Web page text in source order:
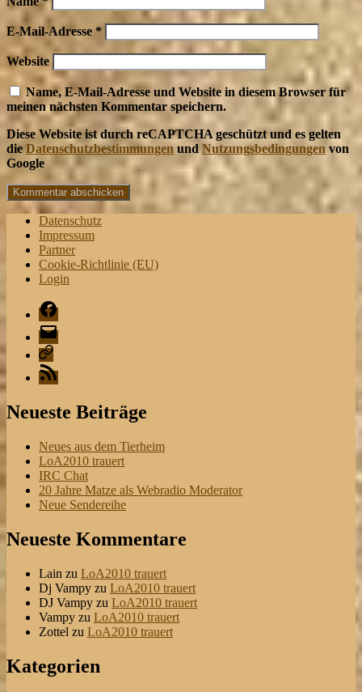
E-Mail-Adresse *
Website
Name, E-Mail-Adresse und Website in diesem Browser für
meinen nächsten Kommentar speichern.
Diese Website ist durch reCAPTCHA geschützt und es gelten
die Datenschutzbestimmungen undNutzungsbedingungenvon
Google
Datenschutz
Impressum
Partner
Cookie-Richtlinie (EU)
Login
Facebook
Mail
Playlist
RSS
Neueste Beiträge
Neues aus dem Tierheim
LoA2010 trauert
IRC Chat
20 Jahre Matze als Webradio Moderator
Neue Sendereihe
Neueste Kommentare
Lain zu LoA2010 trauert
Dj Vampy zu LoA2010 trauert
DJ Vampy zu LoA2010 trauert
Vampy zu LoA2010 trauert
Zottel zu LoA2010 trauert
Kategorien